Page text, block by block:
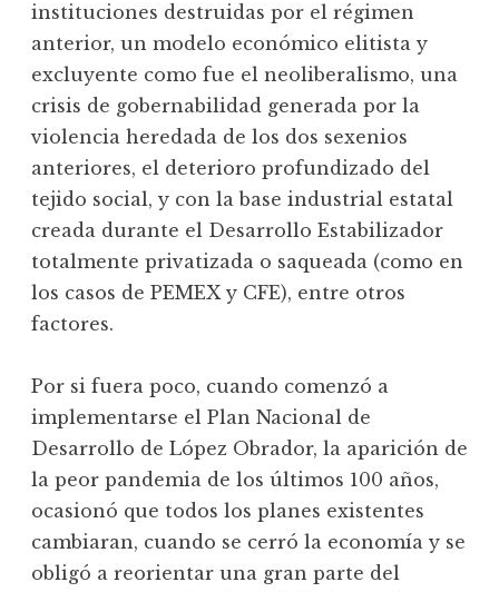
instituciones destruidas por el régimen
anterior, un modelo económico elitista y
excluyente como fue el neoliberalismo, una
crisis de gobernabilidad generada por la
violencia heredada de los dos sexenios
anteriores, el deterioro profundizado del
tejido social, y con la base industrial estatal
creada durante el Desarrollo Estabilizador
totalmente privatizada o saqueada (como en
los casos de PEMEX y CFE), entre otros
factores.
Por si fuera poco, cuando comenzó a
implementarse el Plan Nacional de
Desarrollo de López Obrador, la aparición de
la peor pandemia de los últimos 100 años,
ocasionó que todos los planes existentes
cambiaran, cuando se cerró la economía y se
obligó a reorientar una gran parte del